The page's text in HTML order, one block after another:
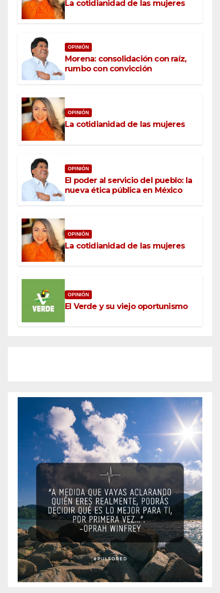
La cotidianidad de las mujeres
OPINIÓN
Morena: consolidación con raíz,
rumbo con convicción
OPINIÓN
La cotidianidad de las mujeres
OPINIÓN
El poder al servicio del pueblo: la
nueva ética pública en México
OPINIÓN
La cotidianidad de las mujeres
OPINIÓN
El Verde y su viejo oportunismo